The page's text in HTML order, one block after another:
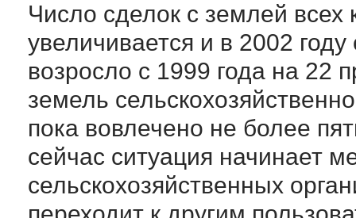
Число сделок с землей всех
увеличивается и в 2002
возросло с 1999 года на 22
земель
пока вовлечено не более
сейчас ситуация начинает
сельскохозяйственных